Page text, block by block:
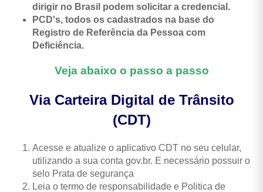
dirigir no Brasil podem solicitar a credencial.
PCD's, todos os cadastrados na base do
Registro de Referência da Pessoa com
Deficiência.
Veja abaixo o passo a passo
Via Carteira Digital de Trânsito
(CDT)
Acesse e atualize o aplicativo CDT no seu celular,
utilizando a sua conta gov.br. E necessário possuir o
selo Prata de segurança
Leia o termo de responsabilidade e Politica de